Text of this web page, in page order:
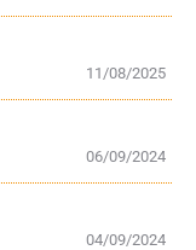
11/08/2025
06/09/2024
04/09/2024